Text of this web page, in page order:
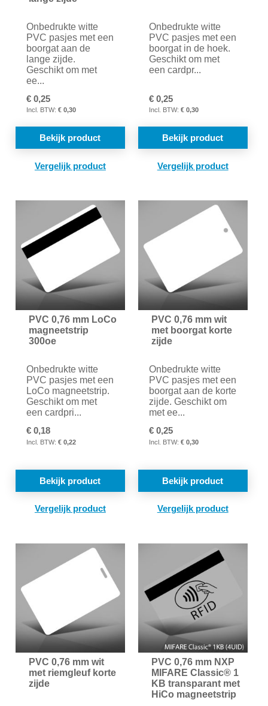
Onbedrukte witte
PVC pasjes met een
boorgat aan de
lange zijde.
Geschikt om met
ee...
€ 0,25
€ 0,30
Bekijk product
TOEVOEGEN
VERGELIJKEN
Onbedrukte witte
PVC pasjes met een
boorgat in de hoek.
Geschikt om met
een cardpr...
€ 0,25
€ 0,30
Bekijk product
PVC 0,76 mm LoCo
magneetstrip
300oe
Onbedrukte witte
PVC pasjes met een
LoCo magneetstrip.
Geschikt om met
een cardpri...
€ 0,18
€ 0,22
Bekijk product
TOEVOEGEN
VERGELIJKEN
PVC 0,76 mm wit
met boorgat korte
zijde
Onbedrukte witte
PVC pasjes met een
boorgat aan de korte
zijde. Geschikt om
met ee...
€ 0,25
€ 0,30
Bekijk product
PVC 0,76 mm wit
met riemgleuf korte
zijde
PVC 0,76 mm NXP
MIFARE Classic® 1
KB transparant met
HiCo magneetstrip